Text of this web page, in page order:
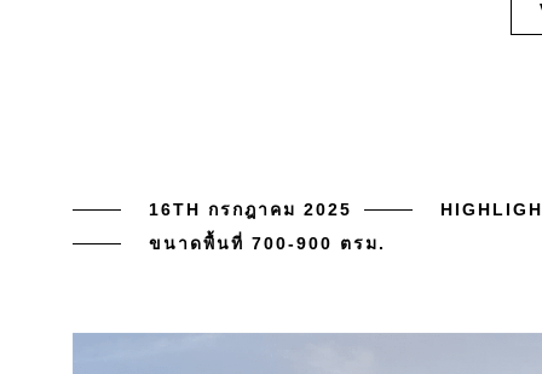
16TH กรกฎาคม 2025
ขนาดพื้นที่ 700-900 ตรม.